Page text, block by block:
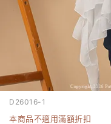
D26016-1
本商品不適用滿額折扣